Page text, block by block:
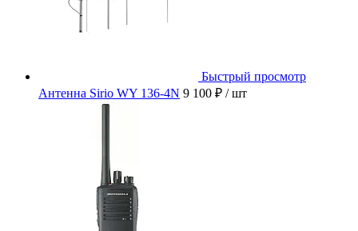
Быстрый просмотр
Антенна Sirio WY 136-4N 9 100 ₽ / шт